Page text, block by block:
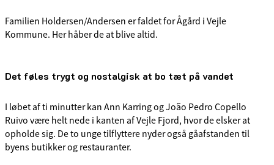
Familien Holdersen/Andersen er faldet for Ågård i Vejle
Kommune. Her håber de at blive altid.
Det føles trygt og nostalgisk at bo tæt på vandet
I løbet af ti minutter kan Ann Karring og João Pedro Copello
Ruivo være helt nede i kanten af Vejle Fjord, hvor de elsker at
opholde sig. De to unge tilflyttere nyder også gåafstanden til
byens butikker og restauranter.